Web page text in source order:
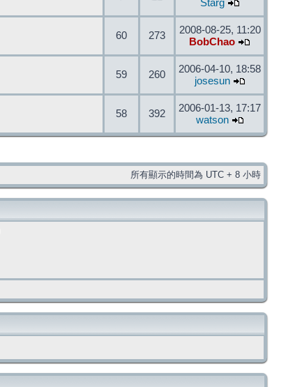
Starg
60 273
2008-08-25, 11:20
BobChao
59 260
2006-04-10, 18:58
josesun
58 392
2006-01-13, 17:17
watson
所有顯示的時間為 UTC + 8 小時